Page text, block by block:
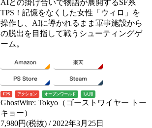
AIとの掛け合いで物語が展開するSF系
TPS！記憶をなくした女性「ウィロ」を
操作し、AIに導かれるまま軍事施設から
の脱出を目指して戦うシューティングゲ
ーム。
FPS アクション オープンワールド 1人用
GhostWire: Tokyo（ゴーストワイヤー トー
キョー）
7,980円(税抜) / 2022年3月25日